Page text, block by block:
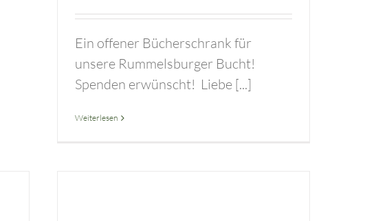
Ein offener Bücherschrank für
unsere Rummelsburger Bucht!
Spenden erwünscht! Liebe [...]
Weiterlesen